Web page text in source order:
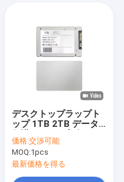
デスクトップラップト
ップ 1TB 2TB データ
SSDハードドライブ -
AES 256-bit暗号化
価格:交渉可能
MOQ:1pcs
最新価格を得る